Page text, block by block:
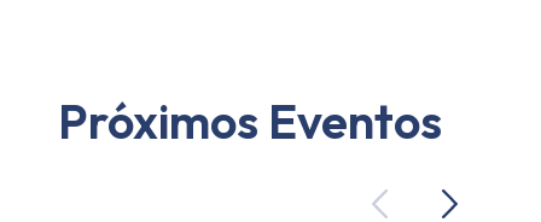
Próximos Eventos
PreviousNext